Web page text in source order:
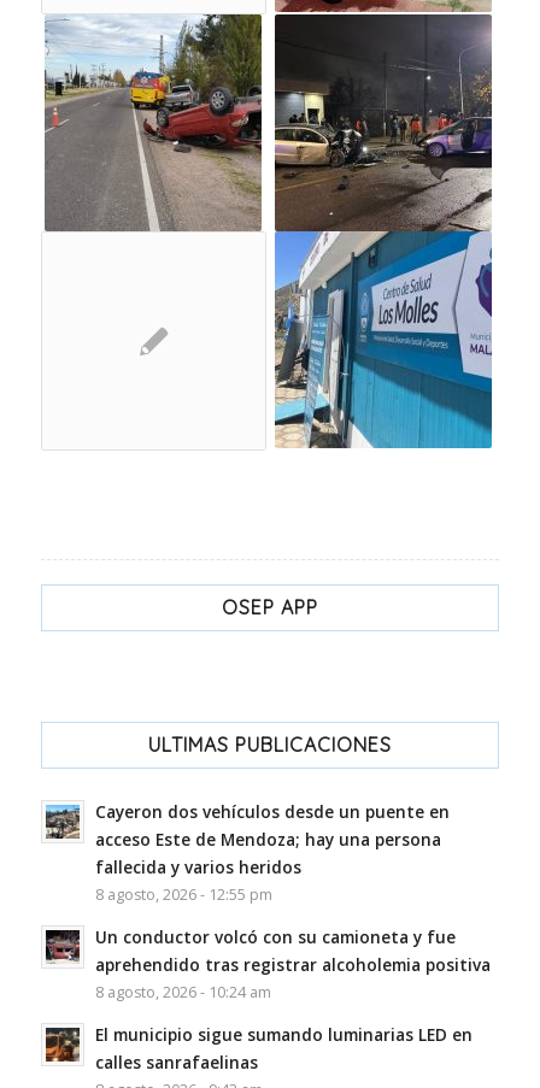
OSEP APP
ULTIMAS PUBLICACIONES
Cayeron dos vehículos desde un puente en
acceso Este de Mendoza; hay una persona
fallecida y varios heridos
8 agosto, 2026 - 12:55 pm
Un conductor volcó con su camioneta y fue
aprehendido tras registrar alcoholemia positiva
8 agosto, 2026 - 10:24 am
El municipio sigue sumando luminarias LED en
calles sanrafaelinas